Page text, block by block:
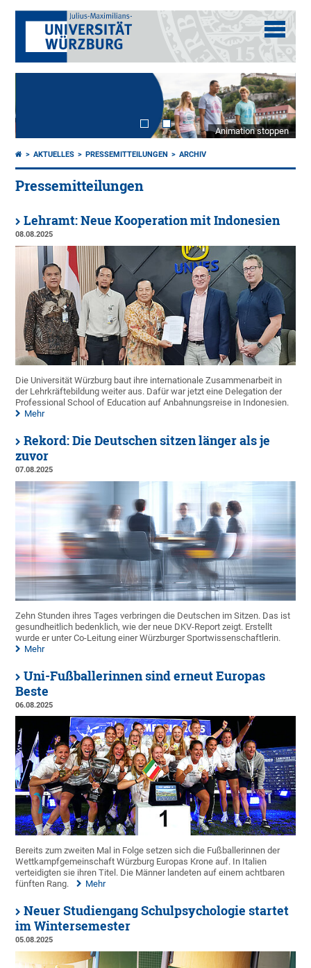
Animation stoppen
AKTUELLES PRESSEMITTEILUNGEN ARCHIV
Pressemitteilungen
Lehramt: Neue Kooperation mit Indonesien
08.08.2025
Die Universität Würzburg baut ihre internationale Zusammenarbeit in
der Lehrkräftebildung weiter aus. Dafür war jetzt eine Delegation der
Professional School of Education auf Anbahnungsreise in Indonesien.
Mehr
Rekord: Die Deutschen sitzen länger als je
zuvor
07.08.2025
Zehn Stunden ihres Tages verbringen die Deutschen im Sitzen. Das ist
gesundheitlich bedenklich, wie der neue DKV-Report zeigt. Erstellt
wurde er unter Co-Leitung einer Würzburger Sportwissenschaftlerin.
Mehr
Uni-Fußballerinnen sind erneut Europas
Beste
06.08.2025
Bereits zum zweiten Mal in Folge setzen sich die Fußballerinnen der
Wettkampfgemeinschaft Würzburg Europas Krone auf. In Italien
verteidigten sie ihren Titel. Die Männer landeten auf einem achtbaren
fünften Rang.
Mehr
Neuer Studiengang Schulpsychologie startet
im Wintersemester
05.08.2025